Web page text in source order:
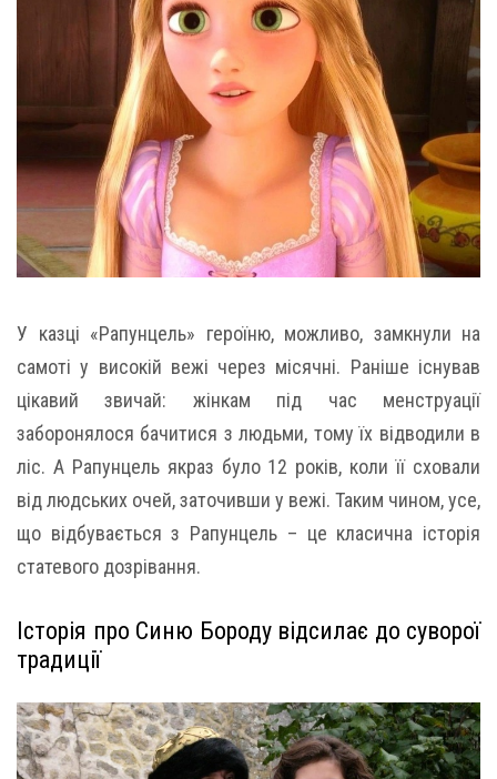
У казці «Рапунцель» героїню, можливо, замкнули на
самоті у високій вежі через місячні. Раніше існував
цікавий звичай: жінкам під час менструації
заборонялося бачитися з людьми, тому їх відводили в
ліс. А Рапунцель якраз було 12 років, коли її сховали
від людських очей, заточивши у вежі. Таким чином, усе,
що відбувається з Рапунцель – це класична історія
статевого дозрівання.
Історія про Синю Бороду відсилає до суворої
традиції